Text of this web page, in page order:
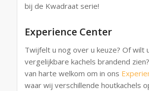
bij de Kwadraat serie!
Experience Center
Twijfelt u nog over u keuze? Of wilt
vergelijkbare kachels brandend
van harte welkom om in ons
waar wij verschillende houtkachels